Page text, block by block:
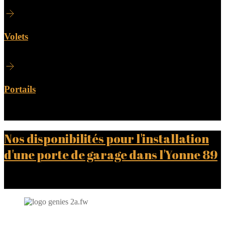
Volets
Portails
Nos disponibilités pour l'installation
d'une porte de garage dans l'Yonne 89